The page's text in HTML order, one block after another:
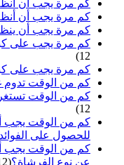
كم مرة يجب أن
كم مرة يجب أن
كم مرة يجب أن
كم مرة يجب على
12)
كم مرة يجب على
كم من الوقت تدوم
كم من الوقت
12)
كم من الوقت يجب
للحصول على
كم من الوقت يجب
عن نوع الفرشاة؟(p. 12)